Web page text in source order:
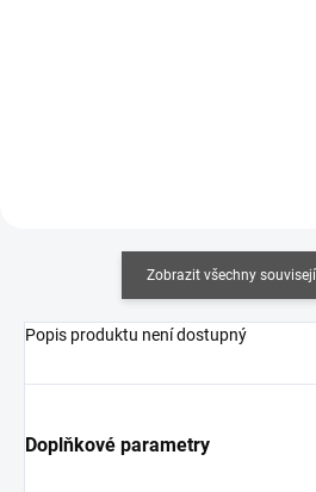
Zobrazit všechny
Popis produktu není dostupný
Doplňkové parametry